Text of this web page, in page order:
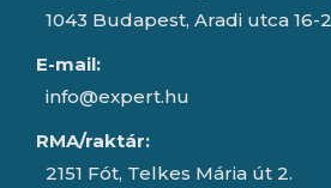
1043 Budapest, Aradi utca 16-
E-mail:
info@expert.hu
RMA/raktár:
2151 Fót, Telkes Mária út 2.